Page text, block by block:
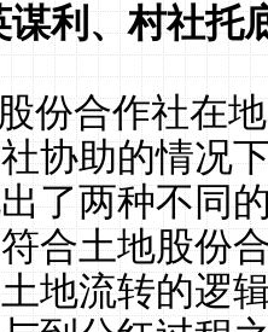
谋利、村社托
份合作社在
协助的情况
了两种不同
合土地股份
地流转的逻